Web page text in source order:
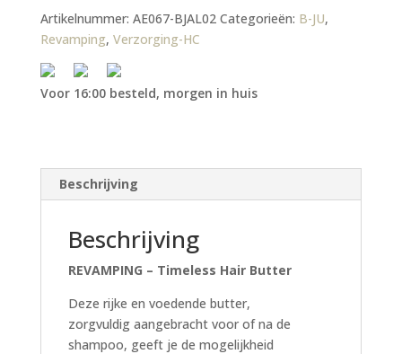
Artikelnummer: AE067-BJAL02 Categorieën: B-JU,
Revamping, Verzorging-HC
Voor 16:00 besteld, morgen in huis
Beschrijving
Beschrijving
REVAMPING – Timeless Hair Butter
Deze rijke en voedende butter,
zorgvuldig aangebracht voor of na de
shampoo, geeft je de mogelijkheid